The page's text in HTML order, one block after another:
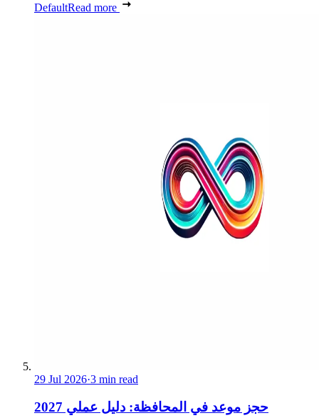
DefaultRead more
29 Jul 2026·3 min read
حجز موعد في المحافظة: دليل عملي 2027